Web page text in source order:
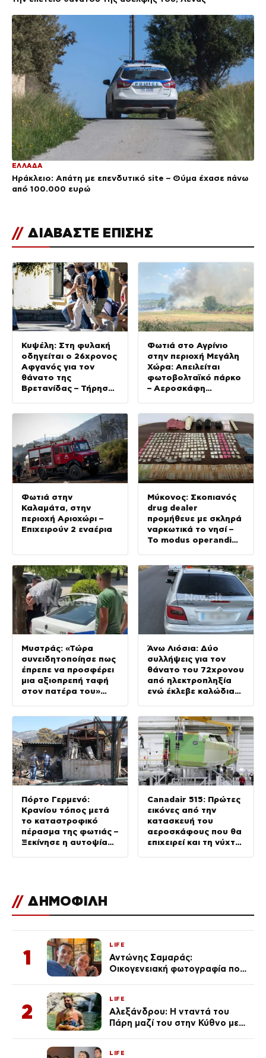
ΕΛΛΑΔΑ
Ηράκλειο: Απάτη με επενδυτικό site – Θύμα έχασε πάνω
από 100.000 ευρώ
// ΔΙΑΒΑΣΤΕ ΕΠΙΣΗΣ
Κυψέλη: Στη φυλακή
οδηγείται ο 26χρονος
Αφγανός για τον
θάνατο της
Βρετανίδας – Τήρησε
Φωτιά στο Αγρίνιο
στην περιοχή Μεγάλη
Χώρα: Απειλείται
φωτοβολταϊκό πάρκο
– Αεροσκάφη
Φωτιά στην
Καλαμάτα, στην
περιοχή Αριοχώρι –
Επιχειρούν 2 εναέρια
Μύκονος: Σκοπιανός
drug dealer
προμήθευε με σκληρά
ναρκωτικά το νησί –
Το modus operandi
καταδίωξη
Μυστράς: «Τώρα
συνειδητοποίησε πως
έπρεπε να προσφέρει
μια αξιοπρεπή ταφή
στον πατέρα του»
Άνω Λιόσια: Δύο
συλλήψεις για τον
θάνατο του 72χρονου
από ηλεκτροπληξία
ενώ έκλεβε καλώδια
Πόρτο Γερμενό:
Κρανίου τόπος μετά
το καταστροφικό
πέρασμα της φωτιάς –
Ξεκίνησε η αυτοψία
Canadair 515: Πρώτες
εικόνες από την
κατασκευή του
αεροσκάφους που θα
επιχειρεί και τη νύχτα
// ΔΗΜΟΦΙΛΗ
1
LIFE
Αντώνης Σαμαράς:
Οικογενειακή φωτογραφία που
Λένας
2
LIFE
Αλεξάνδρου: Η νταντά του
Πάρη μαζί του στην Κύθνο με
LIFE